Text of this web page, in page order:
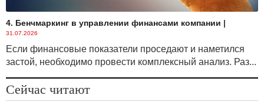
4. Бенчмаркинг в управлении финансами компании |
31.07.2026
Если финансовые показатели проседают и наметился
застой, необходимо провести комплексный анализ. Раз...
Сейчас читают